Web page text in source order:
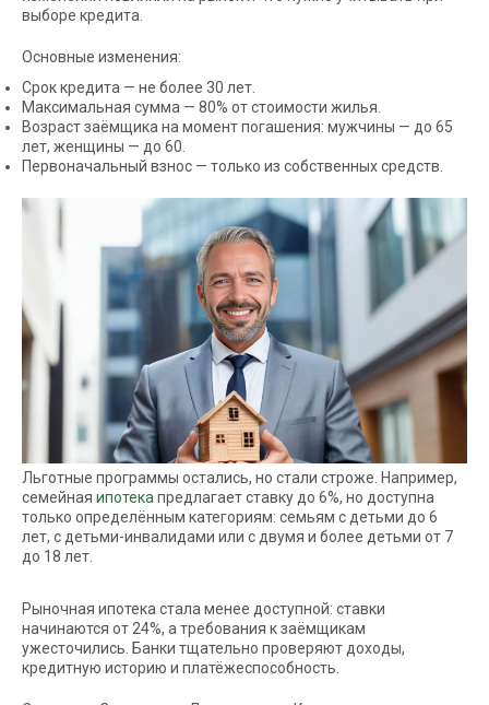
выборе кредита.
Основные изменения:
Срок кредита — не более 30 лет.
Максимальная сумма — 80% от стоимости жилья.
Возраст заёмщика на момент погашения: мужчины — до 65
лет, женщины — до 60.
Первоначальный взнос — только из собственных средств.
Льготные программы остались, но стали строже. Например,
семейная ипотекапредлагает ставку до 6%, но доступна
только определённым категориям: семьям с детьми до 6
лет, с детьми-инвалидами или с двумя и более детьми от 7
до 18 лет.
Рыночная ипотека стала менее доступной: ставки
начинаются от 24%, а требования к заёмщикам
ужесточились. Банки тщательно проверяют доходы,
кредитную историю и платёжеспособность.